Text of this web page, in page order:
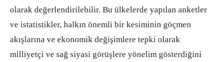
olarak değerlendirilebilir. Bu ülkelerde yapılan anketler
ve istatistikler, halkın önemli bir kesiminin göçmen
akışlarına ve ekonomik değişimlere tepki olarak
milliyetçi ve sağ siyasi görüşlere yönelim gösterdiğini